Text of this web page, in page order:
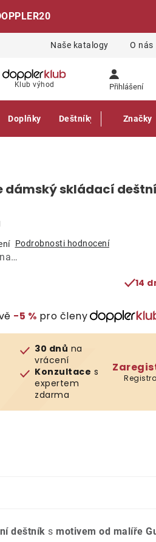
Naše katalogy O nás
Klub výhod Přihlášení
Doplňky Deštníky Gastro
Značky
dámský skládací
Podrobnosti hodnocení
14
−5 % pro členy
30 dnů na
vrácení
Konzultace s
expertem
zdarma
deštník s motivem od malíře